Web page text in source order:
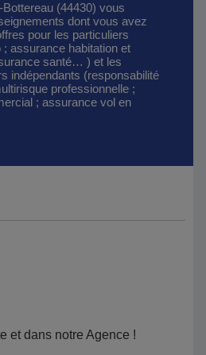
(44430) vous
dont vous avez
pour les particuliers
assurance habitation et
santé… ) et les
indépendants (responsabilité
professionnelle ;
; assurance vol en
et dans notre Agence !